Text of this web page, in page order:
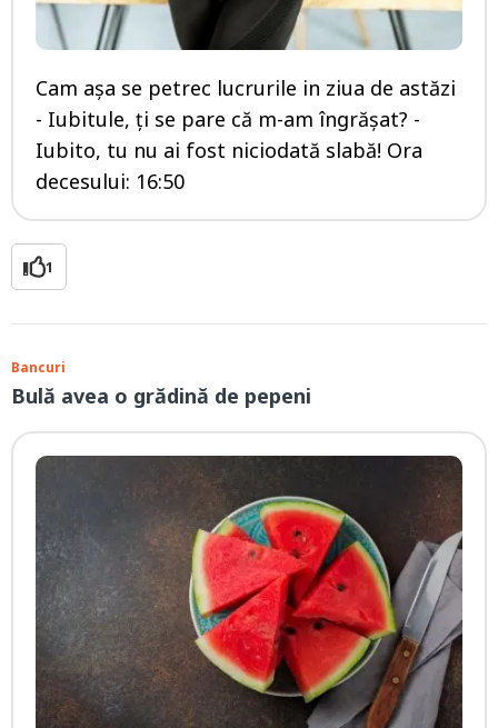
Cam așa se petrec lucrurile in ziua de astăzi
- Iubitule, ți se pare că m-am îngrășat? -
Iubito, tu nu ai fost niciodată slabă! Ora
decesului: 16:50
1
Bancuri
Bulă avea o grădină de pepeni